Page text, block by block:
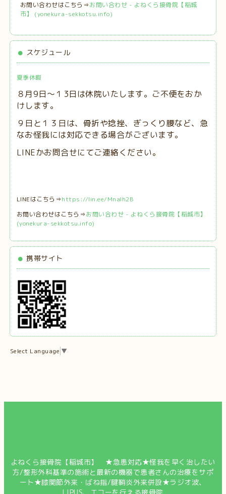
お問い合わせはこちら⇒お問い合わせ - よねくら接骨院【稲城
市】 (yonekura-sekkotsu.info)
スケジュール
夏季休暇
８月9日～１3日は休院いたします。ご不便をおか
けします。
９日と１３日は、 骨折や捻挫、ぎっくり腰など、急
なお怪我には対応できる場合がございます。
LINEかお問合せにてご連絡ください。
LINEはこちら⇒https://lin.ee/MnaIh2B
お問い合わせはこちら⇒お問い合わせ - よねくら接骨院【稲城市】
(yonekura-sekkotsu.info)
携帯サイト
Select Language ▼
よねくら接骨院【稲城市】 ★急患対応★怪我を早く治したい
方/整形外科基準の施術と最新の機器で患者さんの治療をサポ
ート★膝関節外来・ばね指/腱鞘炎外来併設★ラジオ波、